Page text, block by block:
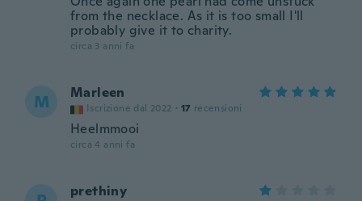
from the necklace. As it is too small I'll
probably give it to charity.
circa 3 anni fa
M Marleen
Iscrizione dal 2022 · 17 recensioni
Heelmmooi
circa 4 anni fa
prethiny